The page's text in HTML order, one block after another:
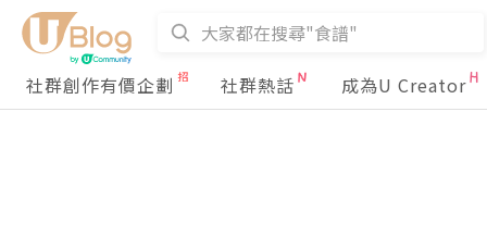
社群創作有價企劃 社群熱話 成為U Creator